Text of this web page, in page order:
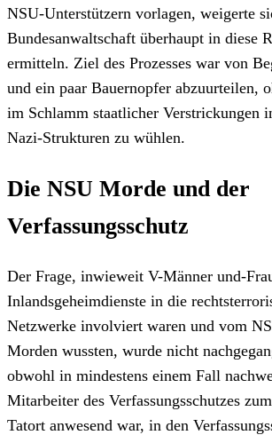
NSU-Unterstützern vorlagen, weigerte
Bundesanwaltschaft überhaupt in diese
ermitteln. Ziel des Prozesses war von
und ein paar Bauernopfer abzuurteilen,
im Schlamm staatlicher Verstrickungen
Nazi-Strukturen zu wühlen.
Die NSU Morde und der
Verfassungsschutz
Der Frage, inwieweit V-Männer und-
Inlandsgeheimdienste in die
Netzwerke involviert waren und vom
Morden wussten, wurde nicht
obwohl in mindestens einem Fall
Mitarbeiter des Verfassungsschutzes
Tatort anwesend war, in den